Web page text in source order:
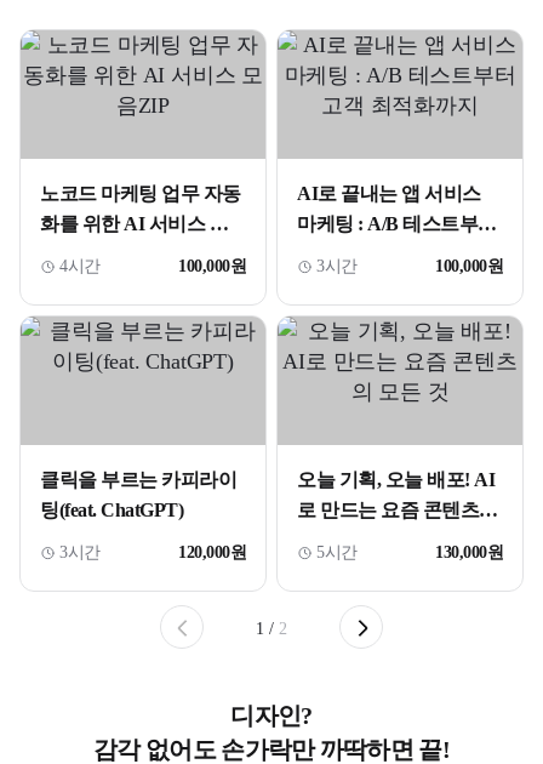
노코드 마케팅 업무 자동
화를 위한 AI 서비스 모
음ZIP
4시간 100,000원
AI로 끝내는 앱 서비스
마케팅 : A/B 테스트부터
고객 최적화까지
3시간 100,000원
클릭을 부르는 카피라이
팅(feat. ChatGPT)
3시간 120,000원
오늘 기획, 오늘 배포! AI
로 만드는 요즘 콘텐츠의
모든 것
5시간 130,000원
1 / 2
디자인?
감각 없어도 손가락만 까딱하면 끝!